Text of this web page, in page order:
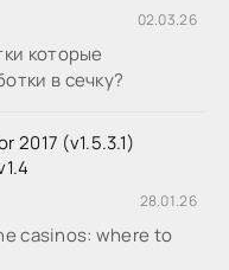
02.03.26
которые
в сечку?
2017 (v1.5.3.1)
28.01.26
casinos: where to